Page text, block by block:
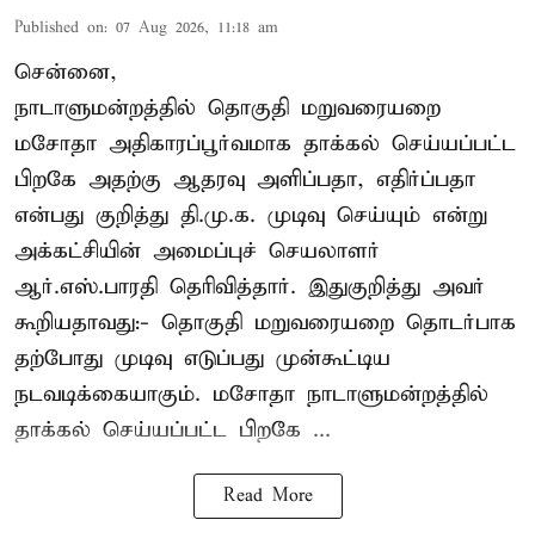
Published on: 07 Aug 2026, 11:18 am
சென்னை,
நாடாளுமன்றத்தில் தொகுதி மறுவரையறை
மசோதா அதிகாரப்பூர்வமாக தாக்கல் செய்யப்பட்ட
பிறகே அதற்கு ஆதரவு அளிப்பதா, எதிர்ப்பதா
என்பது குறித்து தி.மு.க. முடிவு செய்யும் என்று
அக்கட்சியின் அமைப்புச் செயலாளர்
ஆர்.எஸ்.பாரதி தெரிவித்தார். இதுகுறித்து அவர்
கூறியதாவது:- தொகுதி மறுவரையறை தொடர்பாக
தற்போது முடிவு எடுப்பது முன்கூட்டிய
நடவடிக்கையாகும். மசோதா நாடாளுமன்றத்தில்
தாக்கல் செய்யப்பட்ட பிறகே ...
Read More